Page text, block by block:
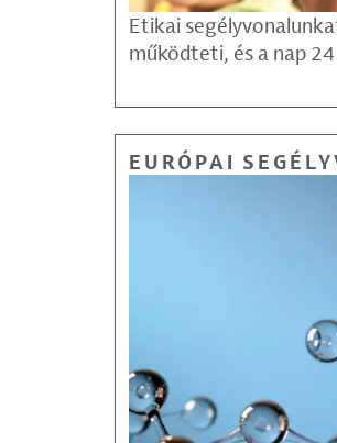
Etikai
működteti, és a nap
EURÓPAI